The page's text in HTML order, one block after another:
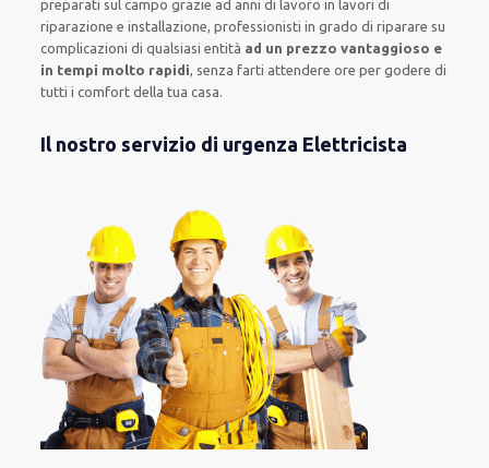
preparati sul campo grazie ad anni di lavoroin lavori di
riparazione e installazione, professionistiin grado di riparare su
complicazioni di qualsiasi entità ad un prezzo vantaggioso e
in tempi molto rapidi, senza farti attendere ore per godere di
tutti i comfort della tua casa.
Il nostro servizio di urgenza Elettricista